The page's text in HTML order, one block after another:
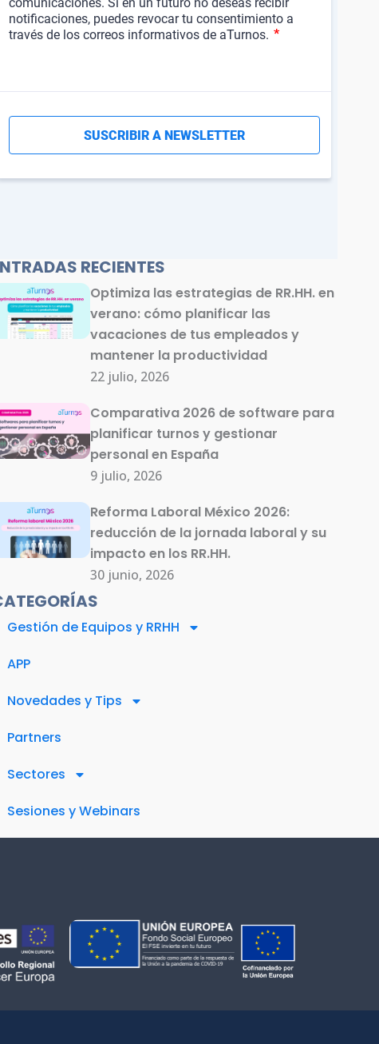
RECIENTES
Optimiza las estrategias de RR.HH. en
verano: cómo planificar las
vacaciones de tus empleados y
mantener la productividad
22 julio, 2026
Comparativa 2026 de software para
planificar turnos y gestionar
personal en España
9 julio, 2026
Reforma Laboral México 2026:
reducción de la jornada laboral y su
impacto en los RR.HH.
30 junio, 2026
Gestión de Equipos y RRHH
APP
Novedades y Tips
Partners
Sectores
Sesiones y Webinars